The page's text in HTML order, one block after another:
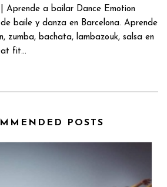
| Aprende a bailar Dance Emotion
baile y danza en Barcelona. Aprende
zumba, bachata, lambazouk, salsa en
fit...
POSTS